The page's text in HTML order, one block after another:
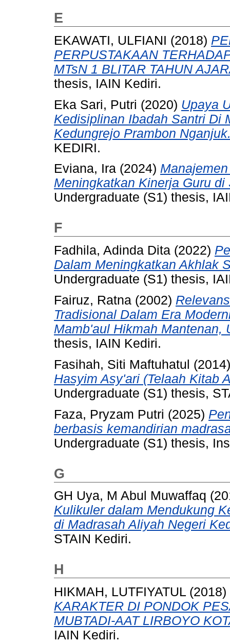
E
EKAWATI, ULFIANI (2018)
PERPUSTAKAAN
MTsN 1 BLITAR TAHUN
thesis, IAIN Kediri.
Eka Sari, Putri (2020) Upaya
Kedisiplinan Ibadah Santri Di
Kedungrejo Prambon
KEDIRI.
Eviana, Ira (2024)
Meningkatkan Kinerja Guru
Undergraduate (S1) thesis,
F
Fadhila, Adinda Dita (2022)
Dalam Meningkatkan Akhlak
Undergraduate (S1) thesis,
Fairuz, Ratna (2002)
Tradisional Dalam Era
Mamb'aul Hikmah Mantenan,
thesis, IAIN Kediri.
Fasihah, Siti Maftuhatul
Hasyim Asy'ari (Telaah Kitab
Undergraduate (S1) thesis,
Faza, Pryzam Putri (2025)
berbasis kemandirian
Undergraduate (S1) thesis,
G
GH Uya, M Abul Muwaffaq
Kulikuler dalam Mendukung
di Madrasah Aliyah Negeri
STAIN Kediri.
H
HIKMAH, LUTFIYATUL (2018)
KARAKTER DI PONDOK
MUBTADI-AAT LIRBOYO
IAIN Kediri.